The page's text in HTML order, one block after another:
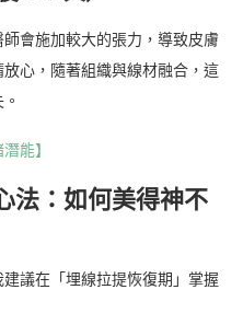
會施加較大的張力，導致皮膚
心，隨著組織與線材融合，這
能】
法：如何美得神不
議在「埋線拉提恢復期」掌握